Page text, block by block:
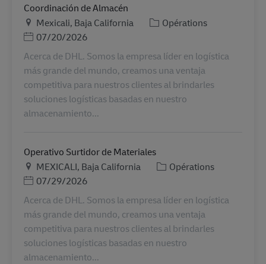
Coordinación de Almacén
LieuMexicali, Baja California Catégorie
Opérations
Posted Date
07/20/2026
Acerca de DHL. Somos la empresa líder en logística
más grande del mundo, creamos una ventaja
competitiva para nuestros clientes al brindarles
soluciones logísticas basadas en nuestro
almacenamiento...
Operativo Surtidor de Materiales
LieuMEXICALI, Baja California Catégorie
Opérations
Posted Date
07/29/2026
Acerca de DHL. Somos la empresa líder en logística
más grande del mundo, creamos una ventaja
competitiva para nuestros clientes al brindarles
soluciones logísticas basadas en nuestro
almacenamiento...